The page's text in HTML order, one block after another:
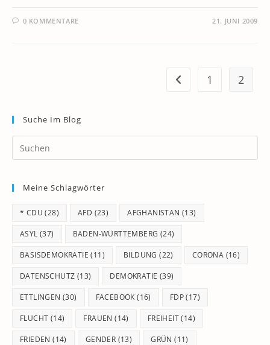
0 KOMMENTARE 21. JUNI 2009
Zur vorherigen Seite
1 2
Suche Im Blog
Meine Schlagwörter
* CDU (28) AFD (23) AFGHANISTAN (13)
ASYL (37) BADEN-WÜRTTEMBERG (24)
BASISDEMOKRATIE (11) BILDUNG (22) CORONA (16)
DATENSCHUTZ (13) DEMOKRATIE (39)
ETTLINGEN (30) FACEBOOK (16) FDP(17)
FLUCHT (14) FRAUEN (14) FREIHEIT(14)
FRIEDEN (14) GENDER (13) GRÜN (11)